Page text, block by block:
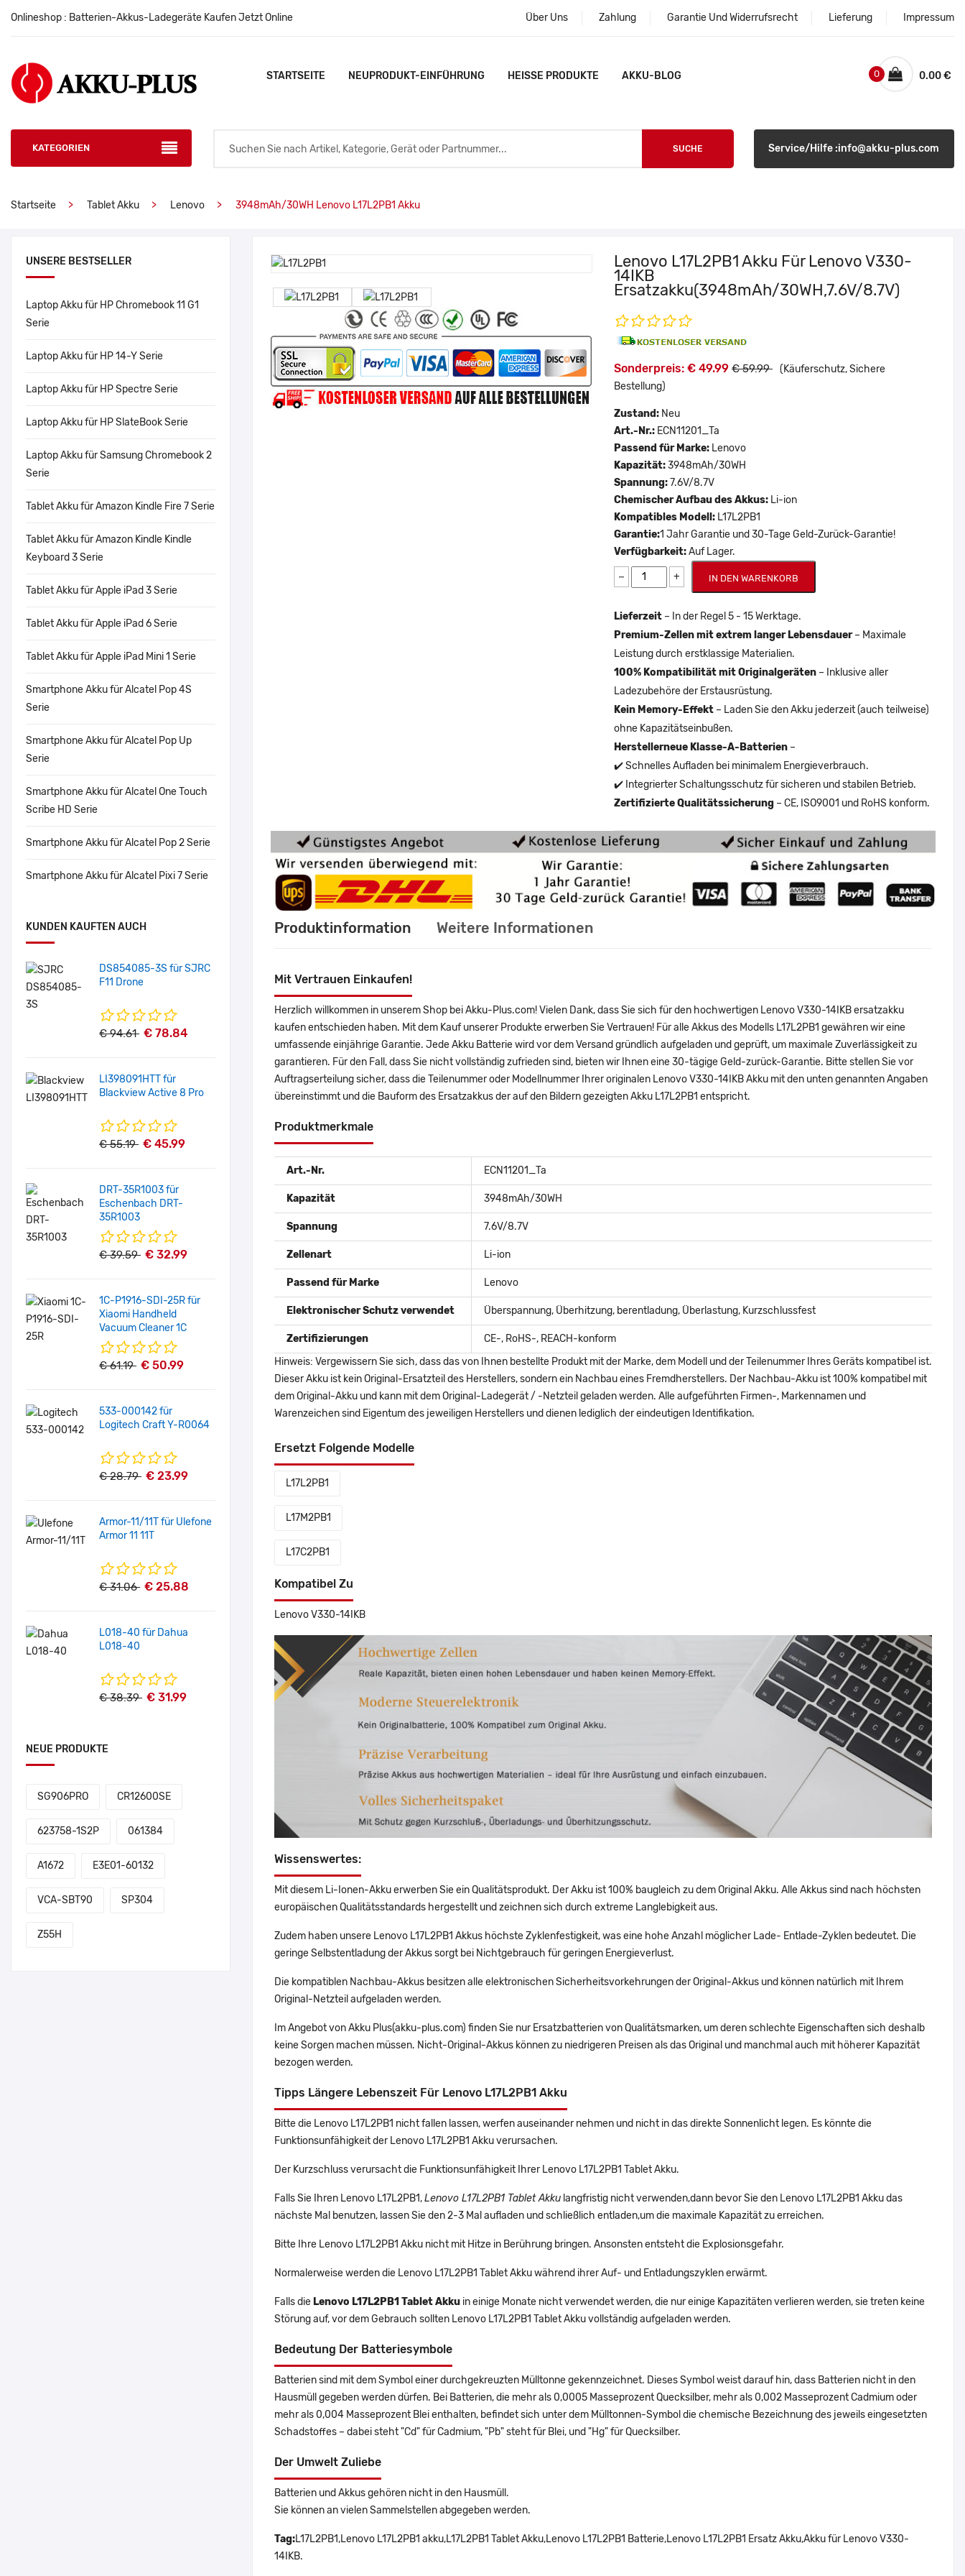
Onlineshop : Batterien-Akkus-Ladegeräte Kaufen Jetzt Online Über Uns Zahlung Garantie Und Widerrufsrecht Lieferung Impressum
STARTSEITE NEUPRODUKT-EINFÜHRUNG HEISSE PRODUKTE AKKU-BLOG 0.00 €
0
KATEGORIEN SUCHE Service/Hilfe :info@akku-plus.com
Startseite Tablet Akku Lenovo 3948mAh/30WH Lenovo L17L2PB1 Akku
UNSERE BESTSELLER
Laptop Akku für HP Chromebook 11 G1
Serie
Laptop Akku für HP 14-Y Serie
Laptop Akku für HP Spectre Serie
Laptop Akku für HP SlateBook Serie
Laptop Akku für Samsung Chromebook 2
Serie
Tablet Akku für Amazon Kindle Fire 7 Serie
Tablet Akku für Amazon Kindle Kindle
Keyboard 3 Serie
Tablet Akku für Apple iPad 3 Serie
Tablet Akku für Apple iPad 6 Serie
Tablet Akku für Apple iPad Mini 1 Serie
Smartphone Akku für Alcatel Pop 4S
Serie
Smartphone Akku für Alcatel Pop Up
Serie
Smartphone Akku für Alcatel One Touch
Scribe HD Serie
Smartphone Akku für Alcatel Pop 2 Serie
Smartphone Akku für Alcatel Pixi 7 Serie
KUNDEN KAUFTEN AUCH
DS854085-3S für SJRC
F11 Drone
€ 94.61 € 78.84
LI398091HTT für
Blackview Active 8 Pro
€ 55.19 € 45.99
DRT-35R1003 für
Eschenbach DRT-
35R1003
€ 39.59 € 32.99
1C-P1916-SDI-25R für
Xiaomi Handheld
Vacuum Cleaner 1C
€ 61.19 € 50.99
533-000142 für
Logitech Craft Y-R0064
€ 28.79 € 23.99
Armor-11/11T für Ulefone
Armor 11 11T
€ 31.06 € 25.88
L018-40 für Dahua
L018-40
€ 38.39 € 31.99
NEUE PRODUKTE
SG906PRO CR12600SE
623758-1S2P 061384
A1672 E3E01-60132
VCA-SBT90 SP304
Z55H
Lenovo L17L2PB1 Akku Für Lenovo V330-
14IKB
Ersatzakku(3948mAh/30WH,7.6V/8.7V)
Sonderpreis: € 49.99 € 59.99 (Käuferschutz, Sichere
Bestellung)
Zustand: Neu
Art.-Nr.: ECN11201_Ta
Passend für Marke: Lenovo
Kapazität:3948mAh/30WH
Spannung:7.6V/8.7V
Chemischer Aufbau des Akkus: Li-ion
Kompatibles Modell: L17L2PB1
Garantie:1 Jahr Garantie und 30-Tage Geld-Zurück-Garantie!
Verfügbarkeit:Auf Lager.
− + IN DEN WARENKORB
Lieferzeit – In der Regel 5 - 15 Werktage.
Premium-Zellen mit extrem langer Lebensdauer– Maximale
Leistung durch erstklassige Materialien.
100% Kompatibilität mit Originalgeräten – Inklusive aller
Ladezubehöre der Erstausrüstung.
Kein Memory-Effekt – Laden Sie den Akku jederzeit (auch teilweise)
ohne Kapazitätseinbußen.
Herstellerneue Klasse-A-Batterien –
✔️ Schnelles Aufladen bei minimalem Energieverbrauch.
✔️ Integrierter Schaltungsschutz für sicheren und stabilen Betrieb.
Zertifizierte Qualitätssicherung – CE, ISO9001 und RoHS konform.
Produktinformation Weitere Informationen
Mit Vertrauen Einkaufen!
Herzlich willkommen in unserem Shop bei Akku-Plus.com! Vielen Dank, dass Sie sich für den hochwertigen Lenovo V330-14IKB ersatzakku
kaufen entschieden haben. Mit dem Kauf unserer Produkte erwerben Sie Vertrauen! Für alle Akkus des Modells L17L2PB1 gewähren wir eine
umfassende einjährige Garantie. Jede Akku Batterie wird vor dem Versand gründlich aufgeladen und geprüft, um maximale Zuverlässigkeit zu
garantieren. Für den Fall, dass Sie nicht vollständig zufrieden sind, bieten wir Ihnen eine 30-tägige Geld-zurück-Garantie. Bitte stellen Sie vor
Auftragserteilung sicher, dass die Teilenummer oder Modellnummer Ihrer originalen Lenovo V330-14IKB Akku mit den unten genannten Angaben
übereinstimmt und die Bauform des Ersatzakkus der auf den Bildern gezeigten Akku L17L2PB1 entspricht.
Produktmerkmale
Art.-Nr. ECN11201_Ta
Kapazität 3948mAh/30WH
Spannung 7.6V/8.7V
Zellenart Li-ion
Passend für Marke Lenovo
Elektronischer Schutz verwendet Überspannung, Überhitzung, berentladung, Überlastung, Kurzschlussfest
Zertifizierungen
CE-, RoHS-, REACH-konform
Hinweis: Vergewissern Sie sich, dass das von Ihnen bestellte Produkt mit der Marke, dem Modell und der Teilenummer Ihres Geräts kompatibel ist.
Dieser Akku ist kein Original-Ersatzteil des Herstellers, sondern ein Nachbau eines Fremdherstellers. Der Nachbau-Akku ist 100% kompatibel mit
dem Original-Akku und kann mit dem Original-Ladegerät / -Netzteil geladen werden. Alle aufgeführten Firmen-, Markennamen und
Warenzeichen sind Eigentum des jeweiligen Herstellers und dienen lediglich der eindeutigen Identifikation.
Ersetzt Folgende Modelle
L17L2PB1
L17M2PB1
L17C2PB1
Kompatibel Zu
Lenovo V330-14IKB
Wissenswertes:
Mit diesem Li-Ionen-Akku erwerben Sie ein Qualitätsprodukt. Der Akku ist 100% baugleich zu dem Original Akku. Alle Akkus sind nach höchsten
europäischen Qualitätsstandards hergestellt und zeichnen sich durch extreme Langlebigkeit aus.
Zudem haben unsere Lenovo L17L2PB1 Akkus höchste Zyklenfestigkeit, was eine hohe Anzahl möglicher Lade- Entlade-Zyklen bedeutet. Die
geringe Selbstentladung der Akkus sorgt bei Nichtgebrauch für geringen Energieverlust.
Die kompatiblen Nachbau-Akkus besitzen alle elektronischen Sicherheitsvorkehrungen der Original-Akkus und können natürlich mit Ihrem
Original-Netzteil aufgeladen werden.
Im Angebot von Akku Plus(akku-plus.com) finden Sie nur Ersatzbatterien von Qualitätsmarken, um deren schlechte Eigenschaften sich deshalb
keine Sorgen machen müssen. Nicht-Original-Akkus können zu niedrigeren Preisen als das Original und manchmal auch mit höherer Kapazität
bezogen werden.
Tipps Längere Lebenszeit Für Lenovo L17L2PB1 Akku
Bitte die Lenovo L17L2PB1 nicht fallen lassen, werfen auseinander nehmen und nicht in das direkte Sonnenlicht legen. Es könnte die
Funktionsunfähigkeit der Lenovo L17L2PB1 Akku verursachen.
Der Kurzschluss verursacht die Funktionsunfähigkeit Ihrer Lenovo L17L2PB1 Tablet Akku.
Falls Sie Ihren Lenovo L17L2PB1,Lenovo L17L2PB1 Tablet Akku langfristig nicht verwenden,dann bevor Sie den Lenovo L17L2PB1 Akku das
nächste Mal benutzen, lassen Sie den 2-3 Mal aufladen und schließlich entladen,um die maximale Kapazität zu erreichen.
Bitte Ihre Lenovo L17L2PB1 Akku nicht mit Hitze in Berührung bringen. Ansonsten entsteht die Explosionsgefahr.
Normalerweise werden die Lenovo L17L2PB1 Tablet Akku während ihrer Auf- und Entladungszyklen erwärmt.
Falls die Lenovo L17L2PB1 Tablet Akku in einige Monate nicht verwendet werden, die nur einige Kapazitäten verlieren werden, sie treten keine
Störung auf, vor dem Gebrauch sollten Lenovo L17L2PB1 Tablet Akku vollständig aufgeladen werden.
Bedeutung Der Batteriesymbole
Batterien sind mit dem Symbol einer durchgekreuzten Mülltonne gekennzeichnet. Dieses Symbol weist darauf hin, dass Batterien nicht in den
Hausmüll gegeben werden dürfen. Bei Batterien, die mehr als 0,0005 Masseprozent Quecksilber, mehr als 0,002 Masseprozent Cadmium oder
mehr als 0,004 Masseprozent Blei enthalten, befindet sich unter dem Mülltonnen-Symbol die chemische Bezeichnung des jeweils eingesetzten
Schadstoffes – dabei steht "Cd" für Cadmium, "Pb" steht für Blei, und "Hg" für Quecksilber.
Der Umwelt Zuliebe
Batterien und Akkus gehören nicht in den Hausmüll.
Sie können an vielen Sammelstellen abgegeben werden.
Tag:L17L2PB1,Lenovo L17L2PB1 akku,L17L2PB1 Tablet Akku,Lenovo L17L2PB1 Batterie,Lenovo L17L2PB1 Ersatz Akku,Akku für Lenovo V330-
14IKB.